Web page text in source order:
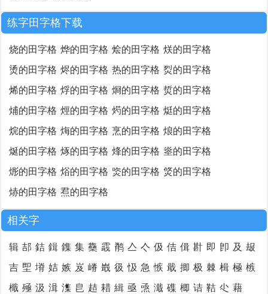
练字田字格下载
烧的田字格 烨的田字格 烩的田字格 烪的田字格
烫的田字格 烬的田字格 热的田字格 烮的田字格
烯的田字格 烰的田字格 烱的田字格 烲的田字格
烳的田字格 烴的田字格 烵的田字格 烶的田字格
烷的田字格 烸的田字格 烹的田字格 烺的田字格
烻的田字格 烼的田字格 烽的田字格 烾的田字格
烿的田字格 焀的田字格 焁的田字格 焂的田字格
焃的田字格 焄的田字格
相关字
辑 郆 銡 鍓 鏶 集 雧 霵 鹡 亼 亽 伋 佶 偮 卙 即 卽 及 叝
吉 堲 塉 姞 嫉 岌 嵴 嶯 彶 忣 急 愱 戢 揤 极 棘 楫 極 槉
檝 殛 汲 湒 潗 皀 趌 耤 緝 亟 焏 濈 磼 楖 诘 鞊 尐 藉